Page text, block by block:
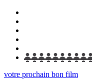
votre prochain bon film